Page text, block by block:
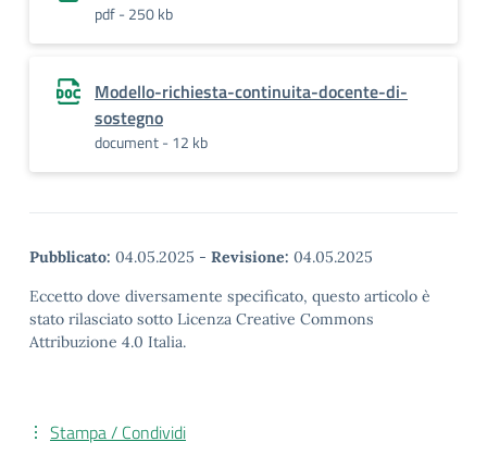
pdf - 250 kb
Modello-richiesta-continuita-docente-di-
sostegno
document - 12 kb
Pubblicato: 04.05.2025 - Revisione: 04.05.2025
Eccetto dove diversamente specificato, questo articolo è
stato rilasciato sotto Licenza Creative Commons
Attribuzione 4.0 Italia.
Stampa / Condividi